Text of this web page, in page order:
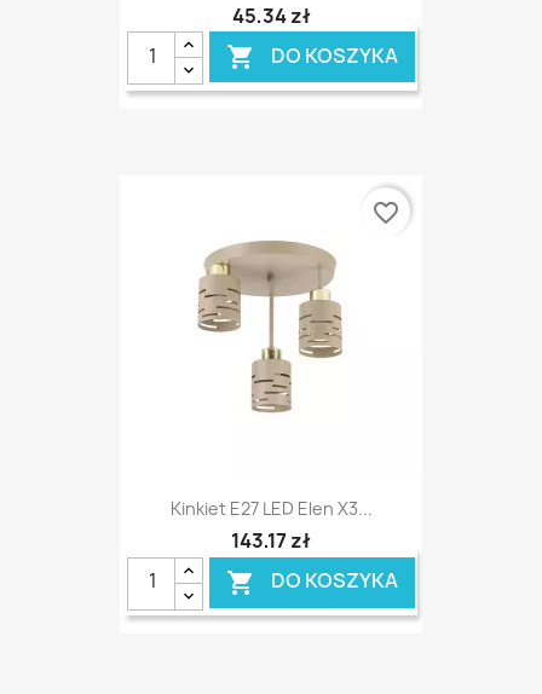
45,34 zł
 DO KOSZYKA
Kinkiet E27 LED Elen X3...
143,17 zł
 DO KOSZYKA
favorite_border